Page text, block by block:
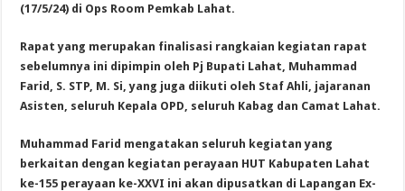
(17/5/24) di Ops Room Pemkab Lahat.
Rapat yang merupakan finalisasi rangkaian kegiatan rapat
sebelumnya ini dipimpin oleh Pj Bupati Lahat, Muhammad
Farid, S. STP, M. Si, yang juga diikuti oleh Staf Ahli, jajaranan
Asisten, seluruh Kepala OPD, seluruh Kabag dan Camat Lahat.
Muhammad Farid mengatakan seluruh kegiatan yang
berkaitan dengan kegiatan perayaan HUT Kabupaten Lahat
ke-155 perayaan ke-XXVI ini akan dipusatkan di Lapangan Ex-